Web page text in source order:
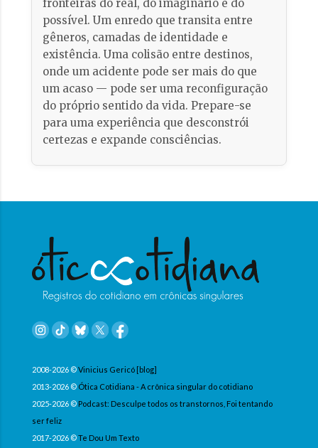
fronteiras do real, do imaginário e do
possível. Um enredo que transita entre
gêneros, camadas de identidade e
existência. Uma colisão entre destinos,
onde um acidente pode ser mais do que
um acaso — pode ser uma reconfiguração
do próprio sentido da vida. Prepare-se
para uma experiência que desconstrói
certezas e expande consciências.
2008-2026 ©Vinicius Gericó [blog]
2013-2026 © Ótica Cotidiana - A crônica singular do cotidiano
2025-2026 © Podcast: Desculpe todos os transtornos, Foi tentando
ser feliz
2017-2026 ©Te Dou Um Texto